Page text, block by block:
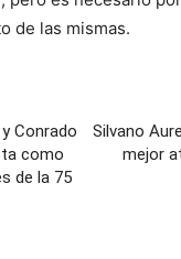
de las mismas.
Conrado
como
de la 75
Silvano
mejor